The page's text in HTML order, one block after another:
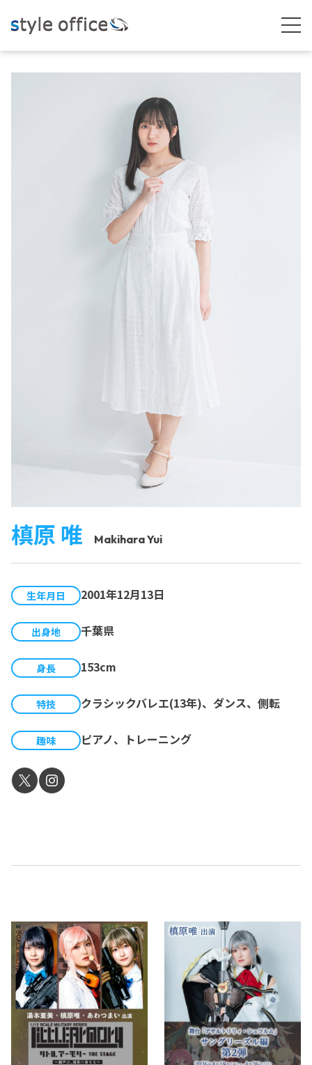
槙原 唯 Makihara Yui
生年月日 2001年12月13日
出身地 千葉県
身長 153cm
特技 クラシックバレエ(13年)、ダンス、側転
趣味 ピアノ、トレーニング